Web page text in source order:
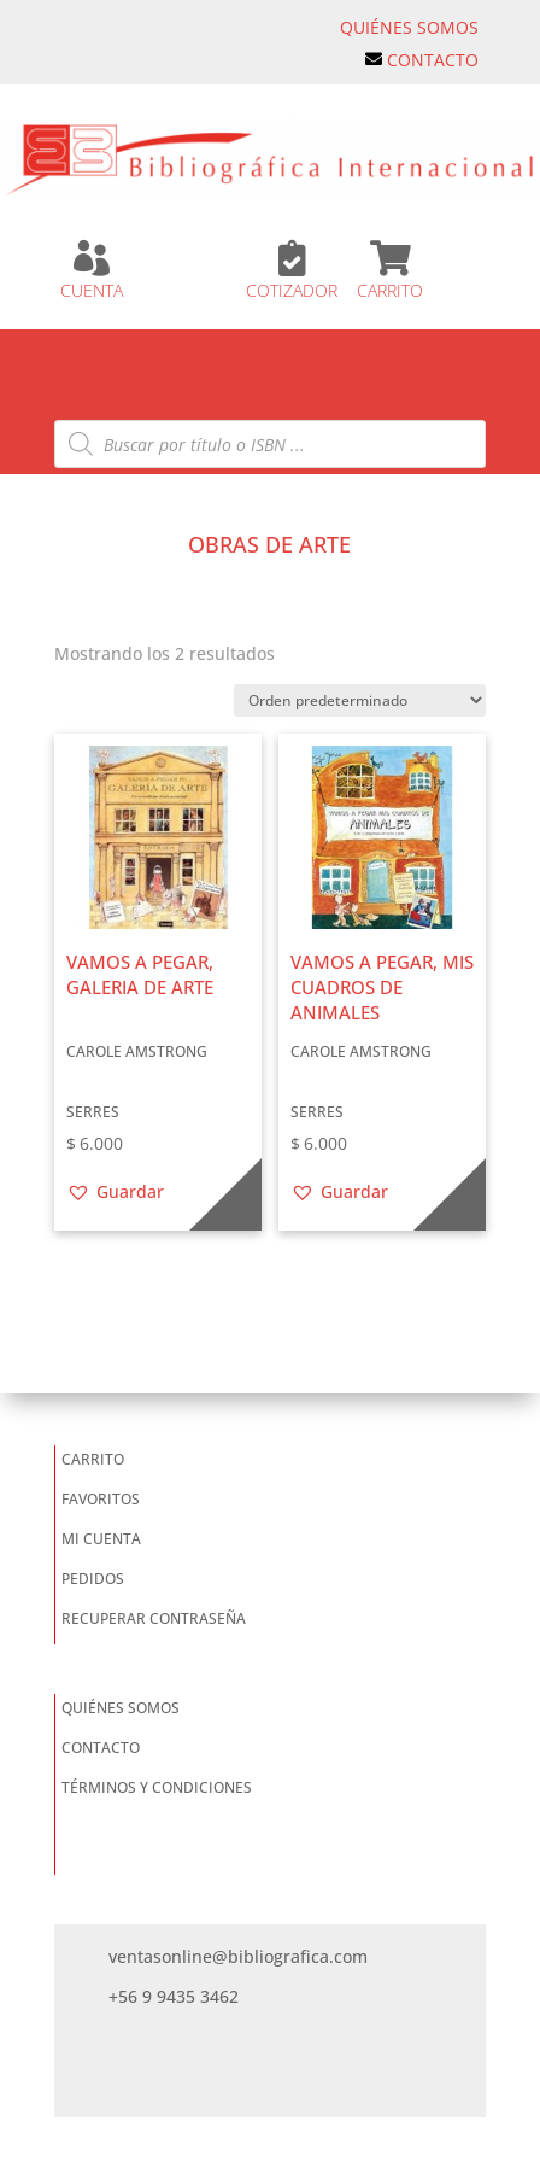
QUIÉNES SOMOS
CONTACTO

CUENTA

COTIZADOR

CARRITO
Búsqueda
de
productos
OBRAS DE ARTE
Mostrando los 2 resultados
VAMOS A PEGAR,
GALERIA DE ARTE
CAROLE AMSTRONG
SERRES
$ 6.000
Guardar
VAMOS A PEGAR, MIS
CUADROS DE
ANIMALES
CAROLE AMSTRONG
SERRES
$ 6.000
Guardar
CARRITO
FAVORITOS
MI CUENTA
PEDIDOS
RECUPERAR CONTRASEÑA
QUIÉNES SOMOS
CONTACTO
TÉRMINOS Y CONDICIONES
ventasonline@bibliografica.com
+56 9 9435 3462